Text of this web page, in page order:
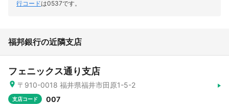
行コードは0537です。
福邦銀行の近隣支店
フェニックス通り支店
〒910-0018 福井県福井市田原1-5-2
支店コード 007